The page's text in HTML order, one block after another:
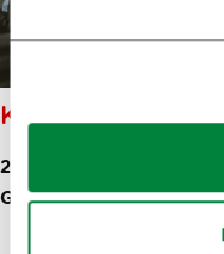
KO ILUSTRACIJE
20. 11. 2025 - 10. 1.
GRAJSKA PLANOTA 1